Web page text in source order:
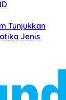
Tunjukkan
Jenis